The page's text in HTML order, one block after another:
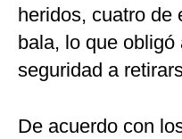
heridos, cuatro de
bala, lo que
seguridad a
De acuerdo con